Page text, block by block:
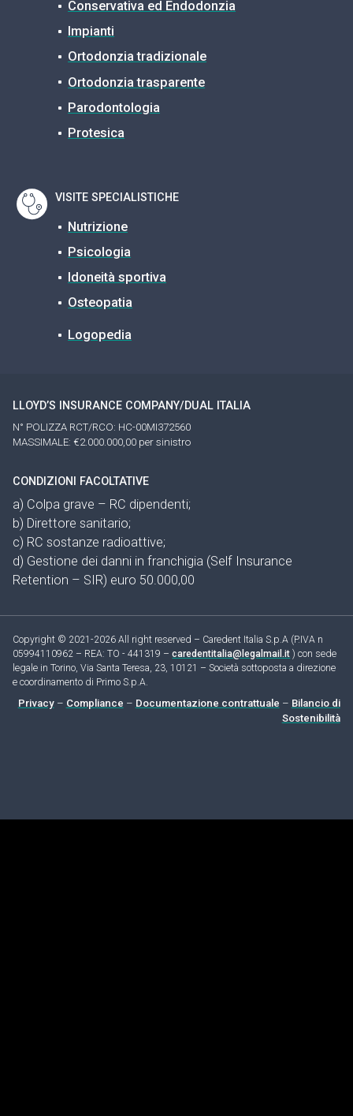
Conservativa ed Endodonzia
Impianti
Ortodonzia tradizionale
Ortodonzia trasparente
Parodontologia
Protesica
VISITE SPECIALISTICHE
Nutrizione
Psicologia
Idoneità sportiva
Osteopatia
Logopedia
LLOYD’S INSURANCE COMPANY/DUAL ITALIA
N° POLIZZA RCT/RCO: HC-00MI372560
MASSIMALE: €2.000.000,00 per sinistro
CONDIZIONI FACOLTATIVE
a) Colpa grave – RC dipendenti;
b) Direttore sanitario;
c) RC sostanze radioattive;
d) Gestione dei danni in franchigia (Self Insurance
Retention – SIR) euro 50.000,00
Copyright © 2021-2026 All right reserved – Caredent Italia S.p.A (P.IVA n
05994110962 – REA: TO - 441319 –caredentitalia@legalmail.it ) con sede
legale in Torino, Via Santa Teresa, 23, 10121 – Società sottoposta a direzione
e coordinamento di Primo S.p.A.
Privacy– Compliance – Documentazione contrattuale – Bilancio di
Sostenibilità